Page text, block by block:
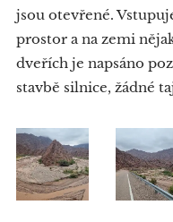
jsou otevřené.
prostor a na zemi
dveřích je napsáno
stavbě silnice, žádné